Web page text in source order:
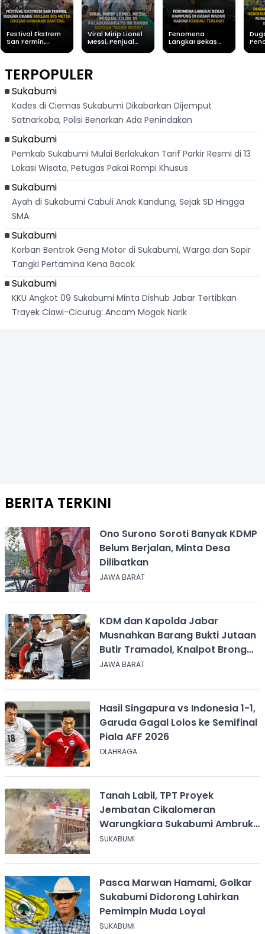
Festival Ekstrem
San Fermín,
Banteng
Viral Mirip Lionel
Messi, Penjual
"Bang Messi"
Fenomena
Langka! Bekas
TERPOPULER
Sukabumi
Kades di Ciemas Sukabumi Dikabarkan Dijemput
Satnarkoba, Polisi Benarkan Ada Penindakan
Sukabumi
Pemkab Sukabumi Mulai Berlakukan Tarif Parkir Resmi di 13
Lokasi Wisata, Petugas Pakai Rompi Khusus
Sukabumi
Ayah di Sukabumi Cabuli Anak Kandung, Sejak SD Hingga
SMA
Sukabumi
Korban Bentrok Geng Motor di Sukabumi, Warga dan Sopir
Tangki Pertamina Kena Bacok
Sukabumi
KKU Angkot 09 Sukabumi Minta Dishub Jabar Tertibkan
Trayek Ciawi-Cicurug: Ancam Mogok Narik
BERITA TERKINI
Ono Surono Soroti Banyak KDMP
Belum Berjalan, Minta Desa
Dilibatkan
JAWA BARAT
KDM dan Kapolda Jabar
Musnahkan Barang Bukti Jutaan
Butir Tramadol, Knalpot Brong
hingga Miras
JAWA BARAT
Hasil Singapura vs Indonesia 1-1,
Garuda Gagal Lolos ke Semifinal
Piala AFF 2026
OLAHRAGA
Tanah Labil, TPT Proyek
Jembatan Cikalomeran
Warungkiara Sukabumi Ambruk
Saat Pengurugan
SUKABUMI
Pasca Marwan Hamami, Golkar
Sukabumi Didorong Lahirkan
Pemimpin Muda Loyal
SUKABUMI